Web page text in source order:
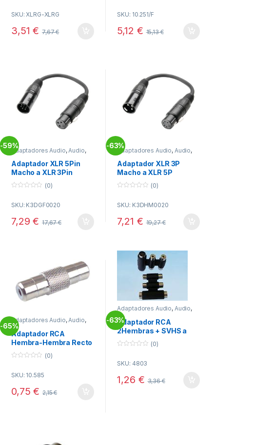
u
o
f
SKU: XLRG-XLRG
3,51€ 7,67€
u
o
f
SKU: 10.251/F
5,12 € 15,13€
-59%
Adaptadores Audio, Audio,
Conectividad
Adaptador XLR 5Pin
Macho a XLR 3Pin
Hembra
u
o
f
(0)
SKU: K3DGF0020
7,29€ 17,67€
-63%
Adaptadores Audio, Audio,
Conectividad
Adaptador XLR 3P
Macho a XLR 5P
Hembra
u
o
f
(0)
SKU: K3DHM0020
7,21 € 19,27€
-65%
Adaptadores Audio,Audio,
Conectividad
Adaptador RCA
Hembra-Hembra Recto
Metalico
u
o
f
(0)
SKU: 10.585
0,75€ 2,15€
-63%
Adaptadores Audio, Audio,
Conectividad
Adaptador RCA
2Hembras + SVHS a
2RCA Hembra + SVHS
u
o
(0)
SKU: 4803
1,26 € 3,36€